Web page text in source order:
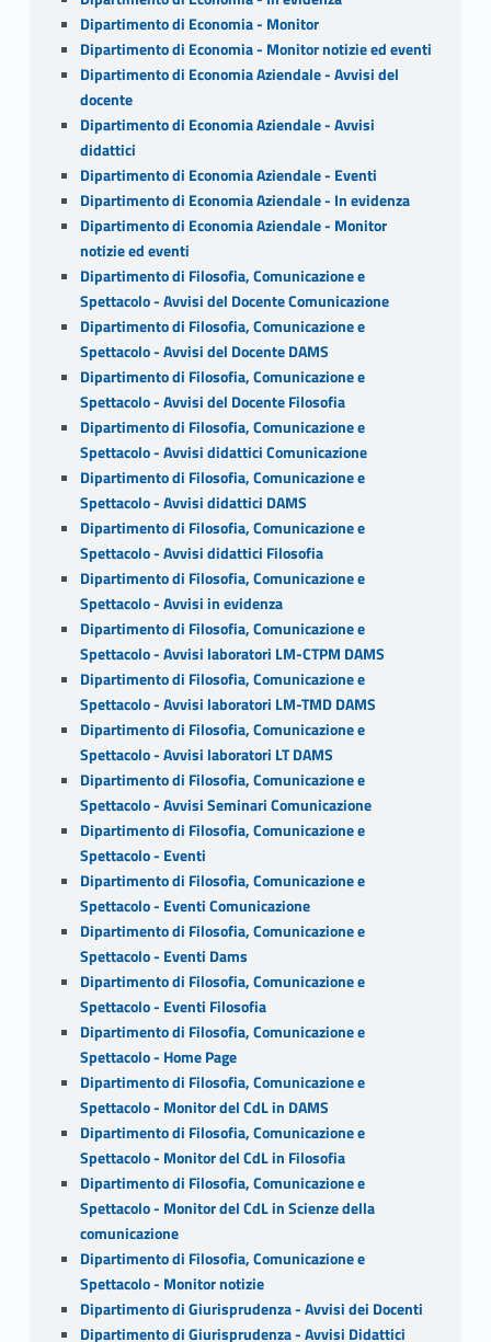
Dipartimento di Economia - Monitor
Dipartimento di Economia - Monitor notizie ed eventi
Dipartimento di Economia Aziendale - Avvisi del
docente
Dipartimento di Economia Aziendale - Avvisi
didattici
Dipartimento di Economia Aziendale - Eventi
Dipartimento di Economia Aziendale - In evidenza
Dipartimento di Economia Aziendale - Monitor
notizie ed eventi
Dipartimento di Filosofia, Comunicazione e
Spettacolo - Avvisi del Docente Comunicazione
Dipartimento di Filosofia, Comunicazione e
Spettacolo - Avvisi del Docente DAMS
Dipartimento di Filosofia, Comunicazione e
Spettacolo - Avvisi del Docente Filosofia
Dipartimento di Filosofia, Comunicazione e
Spettacolo - Avvisi didattici Comunicazione
Dipartimento di Filosofia, Comunicazione e
Spettacolo - Avvisi didattici DAMS
Dipartimento di Filosofia, Comunicazione e
Spettacolo - Avvisi didattici Filosofia
Dipartimento di Filosofia, Comunicazione e
Spettacolo - Avvisi in evidenza
Dipartimento di Filosofia, Comunicazione e
Spettacolo - Avvisi laboratori LM-CTPM DAMS
Dipartimento di Filosofia, Comunicazione e
Spettacolo - Avvisi laboratori LM-TMD DAMS
Dipartimento di Filosofia, Comunicazione e
Spettacolo - Avvisi laboratori LT DAMS
Dipartimento di Filosofia, Comunicazione e
Spettacolo - Avvisi Seminari Comunicazione
Dipartimento di Filosofia, Comunicazione e
Spettacolo - Eventi
Dipartimento di Filosofia, Comunicazione e
Spettacolo - Eventi Comunicazione
Dipartimento di Filosofia, Comunicazione e
Spettacolo - Eventi Dams
Dipartimento di Filosofia, Comunicazione e
Spettacolo - Eventi Filosofia
Dipartimento di Filosofia, Comunicazione e
Spettacolo - Home Page
Dipartimento di Filosofia, Comunicazione e
Spettacolo - Monitor del CdL in DAMS
Dipartimento di Filosofia, Comunicazione e
Spettacolo - Monitor del CdL in Filosofia
Dipartimento di Filosofia, Comunicazione e
Spettacolo - Monitor del CdL in Scienze della
comunicazione
Dipartimento di Filosofia, Comunicazione e
Spettacolo - Monitor notizie
Dipartimento di Giurisprudenza - Avvisi dei Docenti
Dipartimento di Giurisprudenza - Avvisi Didattici